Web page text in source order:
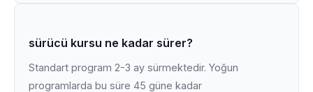
sürücü kursu ne kadar sürer?
Standart program 2-3 ay sürmektedir. Yoğun
programlarda bu süre 45 güne kadar